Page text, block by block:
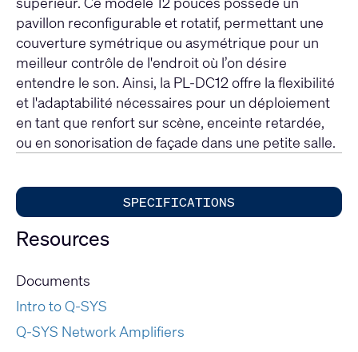
pavillon reconfigurable et rotatif, permettant une
couverture symétrique ou asymétrique pour un
meilleur contrôle de l'endroit où l’on désire
entendre le son. Ainsi, la PL-DC12 offre la flexibilité
et l'adaptabilité nécessaires pour un déploiement
en tant que renfort sur scène, enceinte retardée,
ou en sonorisation de façade dans une petite salle.
SPECIFICATIONS
Resources
Documents
Intro to Q-SYS
Q-SYS Network Amplifiers